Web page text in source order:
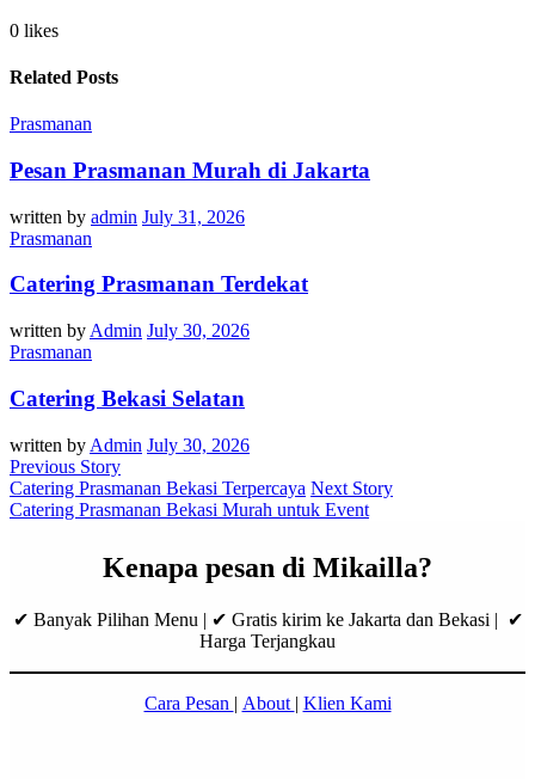
0 likes
Related Posts
Prasmanan
Pesan Prasmanan Murah di Jakarta
written by admin July 31, 2026
Prasmanan
Catering Prasmanan Terdekat
written by Admin July 30, 2026
Prasmanan
Catering Bekasi Selatan
written by Admin July 30, 2026
Previous Story
Catering Prasmanan Bekasi Terpercaya Next Story
Catering Prasmanan Bekasi Murah untuk Event
Kenapa pesan di Mikailla?
✔ Banyak Pilihan Menu | ✔ Gratis kirim ke Jakarta dan Bekasi | ✔
Harga Terjangkau
Cara Pesan | About | Klien Kami